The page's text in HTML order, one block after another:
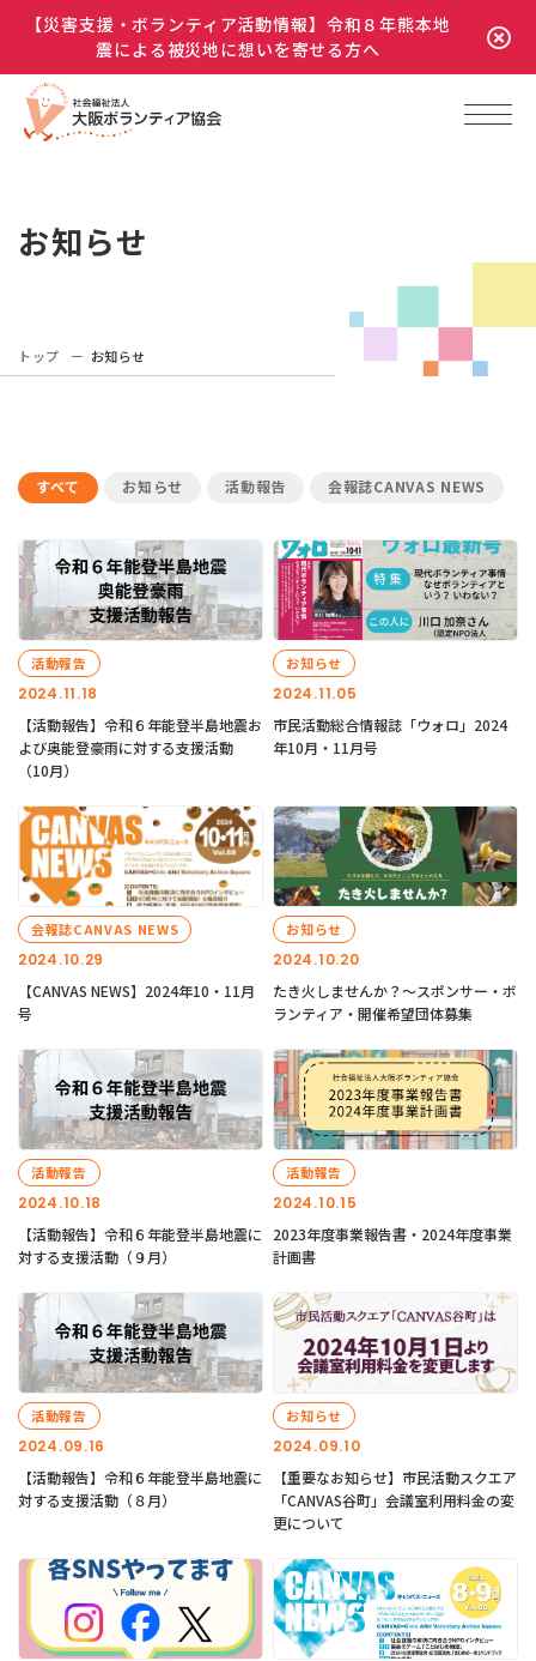
【災害支援・ボランティア活動情報】令和８年熊本地
震による被災地に想いを寄せる方へ
お知らせ
トップ お知らせ
すべて お知らせ 活動報告 会報誌CANVAS NEWS
2024.11.18
活動報告
【活動報告】令和６年能登半島地震お
よび奥能登豪雨に対する支援活動
（10月）
2024.11.05
お知らせ
市民活動総合情報誌「ウォロ」2024
年10月・11月号
2024.10.29
会報誌CANVAS NEWS
【CANVAS NEWS】2024年10・11月
号
2024.10.20
お知らせ
たき火しませんか？～スポンサー・ボ
ランティア・開催希望団体募集
2024.10.18
活動報告
【活動報告】令和６年能登半島地震に
対する支援活動（９月）
2024.10.15
活動報告
2023年度事業報告書・2024年度事業
計画書
2024.09.16
活動報告
【活動報告】令和６年能登半島地震に
対する支援活動（８月）
2024.09.10
お知らせ
【重要なお知らせ】市民活動スクエア
「CANVAS谷町」会議室利用料金の変
更について